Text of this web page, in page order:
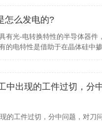
怎么发电的?
有光-电转换特性的半导体器
的电特性是借助于在晶体硅中
中出现的工件过切，分
的工件过切，分中问题，对刀